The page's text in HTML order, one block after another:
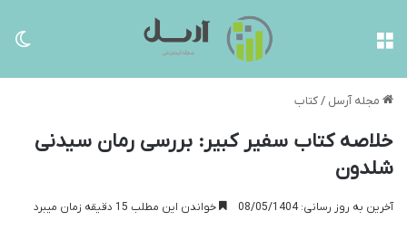
مجله آرسل /کتاب
خلاصه کتاب سفیر کبیر: بررسی رمان سیدنی
شلدون
آخرین به روز رسانی: 08/05/1404 خواندن این مطلب 15 دقیقه زمان میبرد